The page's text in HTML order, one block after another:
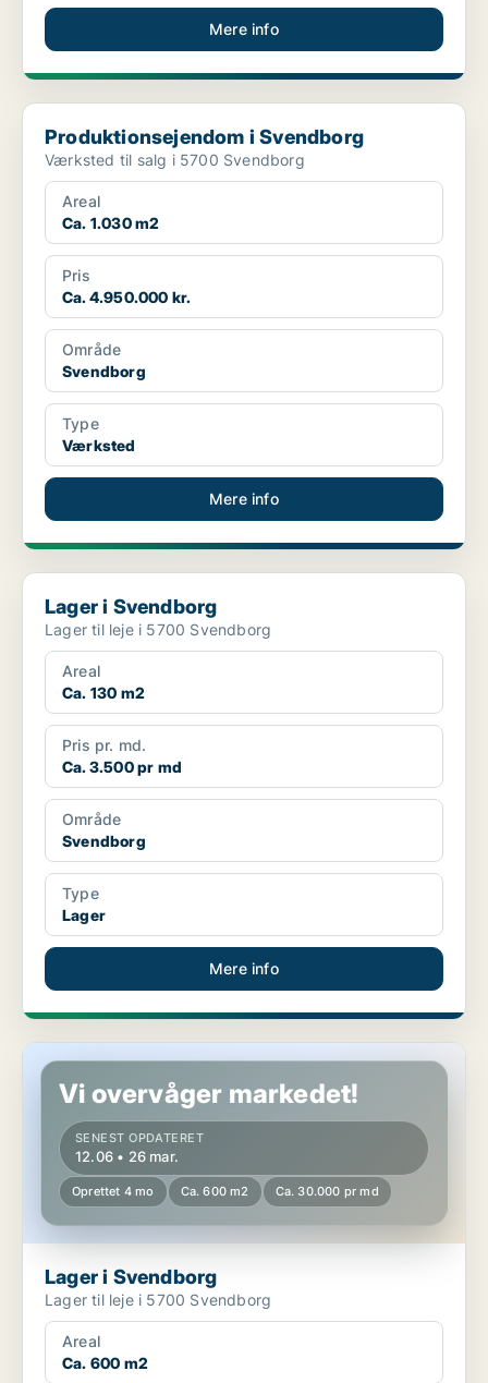
Mere info
Produktionsejendom i Svendborg
Produktionsejendom i Svendborg
Værksted til salg i 5700 Svendborg
Areal
Ca. 1.030 m2
Pris
Ca. 4.950.000 kr.
Område
Svendborg
Type
Værksted
Mere info
Lager i Svendborg
Lager i Svendborg
Lager til leje i 5700 Svendborg
Areal
Ca. 130 m2
Pris pr. md.
Ca. 3.500 pr md
Område
Svendborg
Type
Lager
Mere info
Lager i Svendborg
Vi overvåger markedet!
SENEST OPDATERET
12.06 • 26 mar.
Oprettet 4 mo Ca. 600 m2 Ca. 30.000 pr md
Lager i Svendborg
Lager til leje i 5700 Svendborg
Areal
Ca. 600 m2